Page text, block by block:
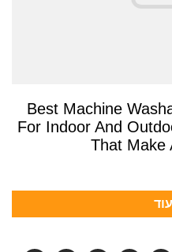
Best Machine
For Indoor And
That Make